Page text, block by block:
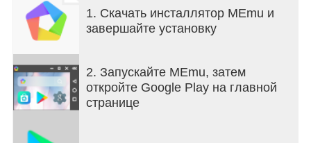
вам устраивать парные дрифт-сражения с
водителями ИИ, уникальные системы подсчета
очков, основанные на реальных правилах
судейства соревнований.
Приходите и почувствуйте дух дрифта и
автомобильной культуры в FR LEGENDS!
1. Скачать инсталлятор MEmu и
завершайте установку
2. Запускайте MEmu, затем
откройте Google Play на главной
странице